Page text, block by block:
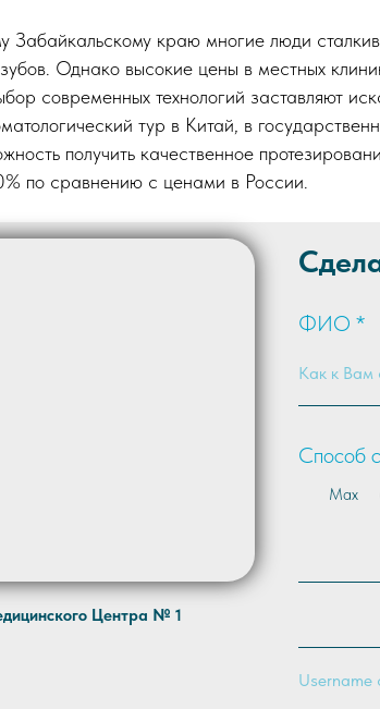
Забайкальскому краю многие люди
Однако высокие цены в местных
современных технологий заставляют
тур в Китай, в
получить качественное
по сравнению с ценами в России.
Центра № 1
ФИО *
Способ
Max